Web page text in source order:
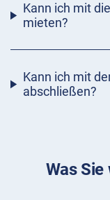
Kann ich mit
mieten?
Kann ich mit
abschließen?
Was Sie